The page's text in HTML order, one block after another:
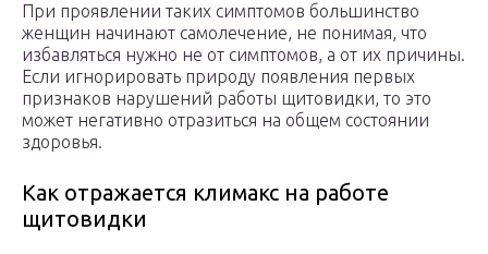
При проявлении таких симптомов большинство
женщин начинают самолечение, не понимая, что
избавляться нужно не от симптомов, а от их причины.
Если игнорировать природу появления первых
признаков нарушений работы щитовидки, то это
может негативно отразиться на общем состоянии
здоровья.
Как отражается климакс на работе
щитовидки